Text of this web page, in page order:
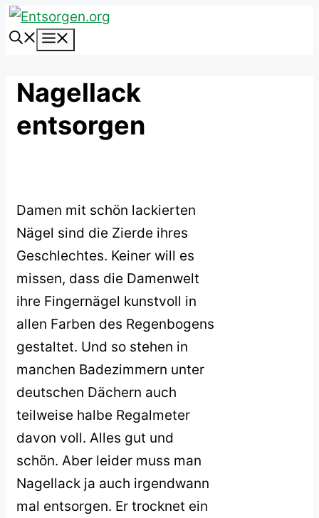
Zum
Inhalt
Nagellack
entsorgen
Damen mit schön lackierten
Nägel sind die Zierde ihres
Geschlechtes. Keiner will es
missen, dass die Damenwelt
ihre Fingernägel kunstvoll in
allen Farben des Regenbogens
gestaltet. Und so stehen in
manchen Badezimmern unter
deutschen Dächern auch
teilweise halbe Regalmeter
davon voll. Alles gut und
schön. Aber leider muss man
Nagellack ja auch irgendwann
mal entsorgen. Er trocknet ein